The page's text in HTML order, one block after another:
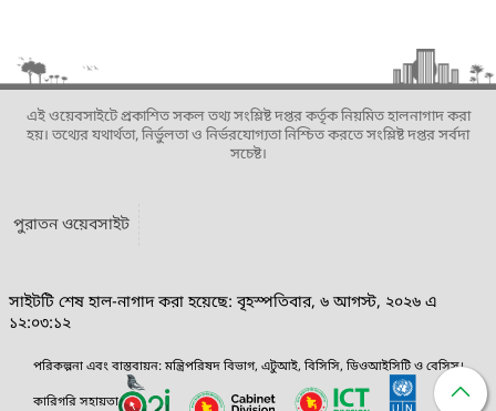
এই ওয়েবসাইটে প্রকাশিত সকল তথ্য সংশ্লিষ্ট দপ্তর কর্তৃক নিয়মিত হালনাগাদ করা
হয়। তথ্যের যথার্থতা, নির্ভুলতা ও নির্ভরযোগ্যতা নিশ্চিত করতে সংশ্লিষ্ট দপ্তর সর্বদা
সচেষ্ট।
পুরাতন ওয়েবসাইট
সাইটটি শেষ হাল-নাগাদ করা হয়েছে: বৃহস্পতিবার, ৬ আগস্ট, ২০২৬ এ
১২:০৩:১২
পরিকল্পনা এবং বাস্তবায়ন: মন্ত্রিপরিষদ বিভাগ, এটুআই, বিসিসি, ডিওআইসিটি ও বেসিস।
কারিগরি সহায়তা